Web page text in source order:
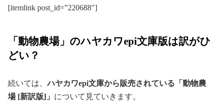
[itemlink post_id=”220688″]
「動物農場」のハヤカワepi文庫版は訳がひ
どい？
続いては、ハヤカワepi文庫から販売されている「動物農
場 [新訳版]」 について見ていきます。